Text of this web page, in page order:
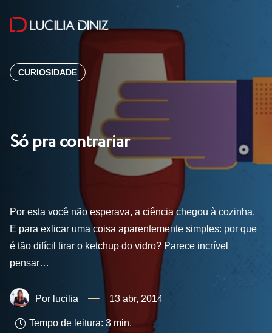
CURIOSIDADE
Só pra contrariar
Por esta você não esperava, a ciência chegou à cozinha.
E para exlicar uma coisa aparentemente simples: por que
é tão difícil tirar o ketchup do vidro? Parece incrível
pensar…
lucilia 13 abr, 2014
Tempo de leitura: 3 min.